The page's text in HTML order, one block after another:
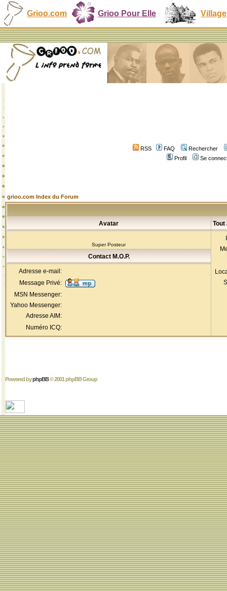
Grioo.com Grioo Pour Elle Village
RSS FAQ
Rechercher
Profil
Se
grioo.com Index du Forum
Avatar Tout
Super Posteur
Contact M.O.P.
Adresse e-mail:
Message Privé:
MSN Messenger:
Yahoo Messenger:
Adresse AIM:
Numéro ICQ:
Powered byphpBB© 2001 phpBB Group